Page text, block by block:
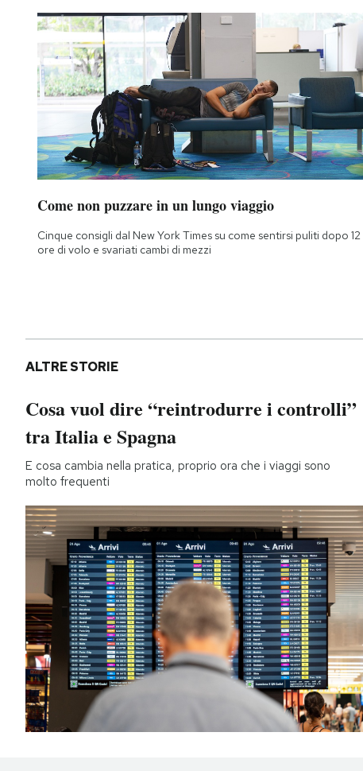
Come non puzzare in un lungo viaggio
Cinque consigli dal New York Times su come sentirsi puliti dopo 12
ore di volo e svariati cambi di mezzi
ALTRE STORIE
Cosa vuol dire “reintrodurre i controlli”
tra Italia e Spagna
E cosa cambia nella pratica, proprio ora che i viaggi sono
molto frequenti